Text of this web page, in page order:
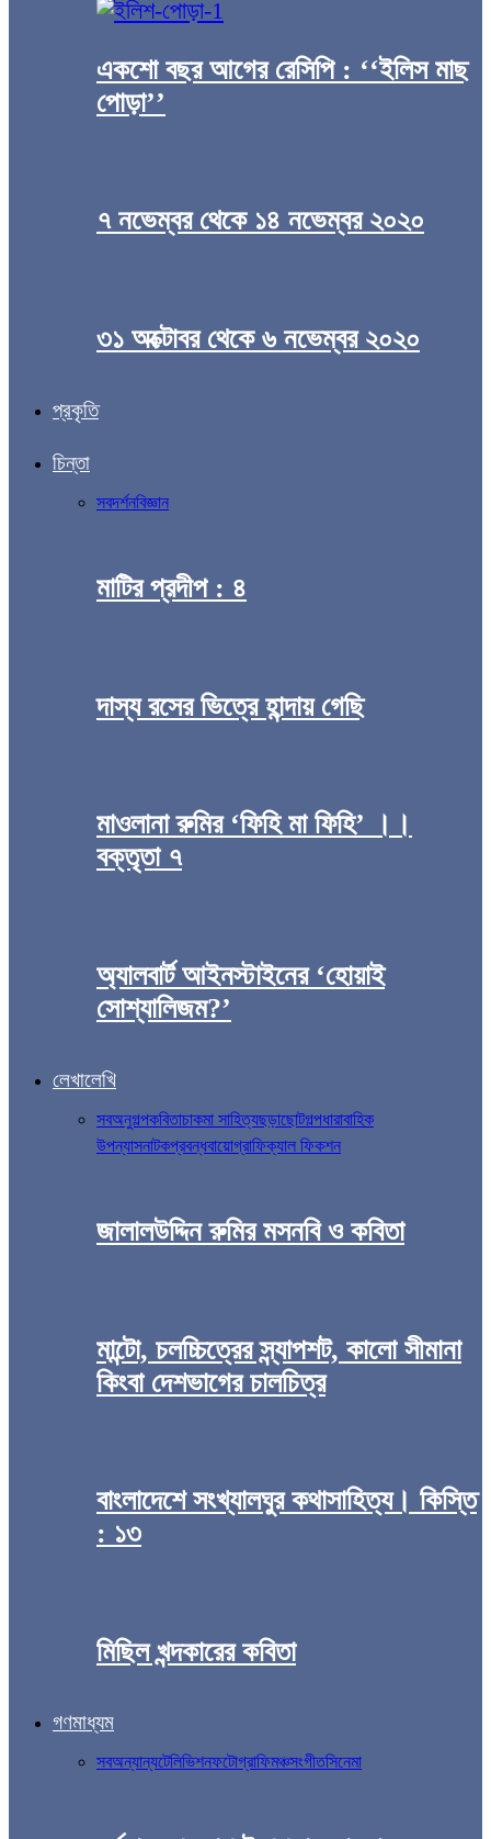
একশো বছর আগের রেসিপি : ‘‘ইলিস মাছ
পোড়া’’
৭ নভেম্বর থেকে ১৪ নভেম্বর ২০২০
৩১ অক্টোবর থেকে ৬ নভেম্বর ২০২০
প্রকৃতি
চিন্তা
সবদর্শনবিজ্ঞান
মাটির প্রদীপ : ৪
দাস্য রসের ভিত্রে হান্দায় গেছি
মাওলানা রুমির ‘ফিহি মা ফিহি’ ।।
বক্তৃতা ৭
অ্যালবার্ট আইনস্টাইনের ‘হোয়াই
সোশ্যালিজম?’
লেখালেখি
সবঅনুগল্পকবিতাচাকমা সাহিত্যছড়াছোটগল্পধারাবাহিক
উপন্যাসনাটকপ্রবন্ধবায়োগ্রাফিক্যাল ফিকশন
জালালউদ্দিন রুমির মসনবি ও কবিতা
মান্টো, চলচ্চিত্রের স্ন্যাপশট, কালো সীমানা
কিংবা দেশভাগের চালচিত্র
বাংলাদেশে সংখ্যালঘুর কথাসাহিত্য। কিস্তি
: ১৩
মিছিল খন্দকারের কবিতা
গণমাধ্যম
সবঅন্যান্যটেলিভিশনফটোগ্রাফিমঞ্চসংগীতসিনেমা